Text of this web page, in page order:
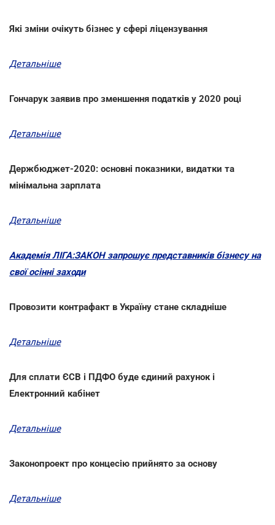
Які зміни очікуть бізнес у сфері ліцензування
Детальніше
Гончарук заявив про зменшення податків у 2020 році
Детальніше
Держбюджет-2020: основні показники, видатки та
мінімальна зарплата
Детальніше
Академія ЛІГА:ЗАКОН запрошує представників бізнесу на
свої осінні заходи
Провозити контрафакт в Україну стане складніше
Детальніше
Для сплати ЄСВ і ПДФО буде єдиний рахунок і
Електронний кабінет
Детальніше
Законопроект про концесію прийнято за основу
Детальніше